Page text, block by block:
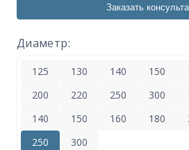
Заказать
Диаметр:
125 130 140 150
200
220 250 300
140
150 160 180
250
300